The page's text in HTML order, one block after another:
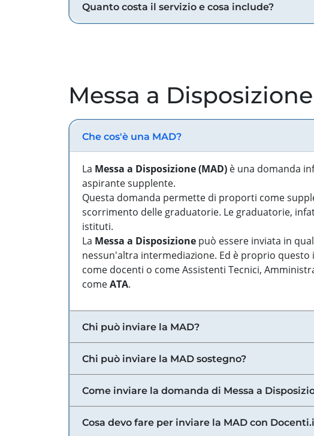
Quanto costa il servizio e cosa include?
Messa a Disposizione
Che cos'è una MAD?
La Messa a Disposizione (MAD) è una domanda
aspirante supplente.
Questa domanda permette di proporti come
scorrimento delle graduatorie. Le graduatorie,
istituti.
La Messa a Disposizione può essere inviata in
nessun'altra intermediazione. Ed è proprio
come docenti o come Assistenti Tecnici,
comeATA.
Chi può inviare la MAD?
Chi può inviare la MAD sostegno?
Come inviare la domanda di Messa a
Cosa devo fare per inviare la MAD con